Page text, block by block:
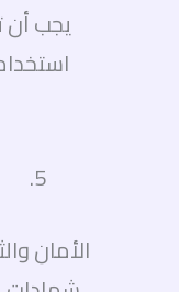
يجب أن
الأمان